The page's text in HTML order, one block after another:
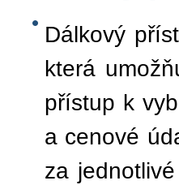
Dálkový
která
přístup k
a cenové
za